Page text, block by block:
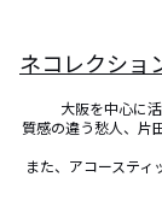
ネコレクショ
大阪を中心に
質感の違う愁人、片
また、アコーステ